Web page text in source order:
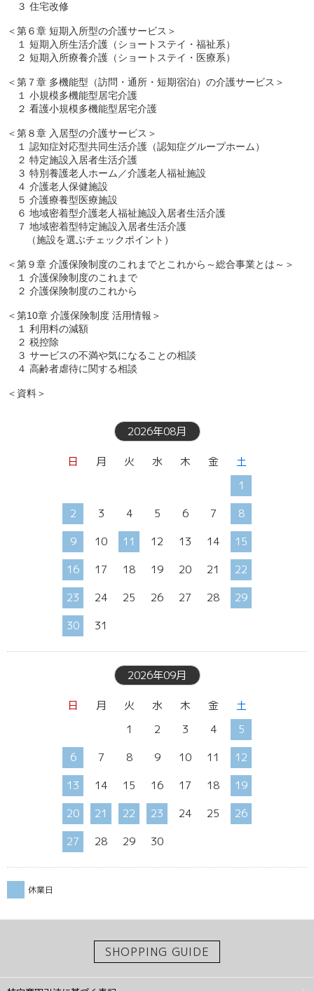
３ 住宅改修
＜第６章 短期入所型の介護サービス＞
１ 短期入所生活介護（ショートステイ・福祉系）
２ 短期入所療養介護（ショートステイ・医療系）
＜第７章 多機能型（訪問・通所・短期宿泊）の介護サービス＞
１ 小規模多機能型居宅介護
２ 看護小規模多機能型居宅介護
＜第８章 入居型の介護サービス＞
１ 認知症対応型共同生活介護（認知症グループホーム）
２ 特定施設入居者生活介護
３ 特別養護老人ホーム／介護老人福祉施設
４ 介護老人保健施設
５ 介護療養型医療施設
６ 地域密着型介護老人福祉施設入居者生活介護
７ 地域密着型特定施設入居者生活介護
（施設を選ぶチェックポイント）
＜第９章 介護保険制度のこれまでとこれから～総合事業とは～＞
１ 介護保険制度のこれまで
２ 介護保険制度のこれから
＜第10章 介護保険制度 活用情報＞
１ 利用料の減額
２ 税控除
３ サービスの不満や気になることの相談
４ 高齢者虐待に関する相談
＜資料＞
2026年08月
日 月 火 水 木 金
土
1
2
3 4 5 6 7
8
9
10 11 12 13 14
15
16
17 18 19 20 21
22
23
24 25 26 27 28
29
30
31
2026年09月
日 月 火 水 木 金
土
1
2 3 4
5
6
7 8 9 10 11
12
13
14 15 16 17 18
19
20
21 22 23 24 25
26
27
28 29 30
休業日
SHOPPING GUIDE